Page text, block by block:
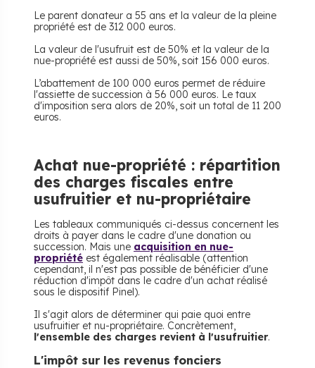
Le parent donateur a 55 ans et la valeur de la pleine
propriété est de 312 000 euros.
La valeur de l'usufruit est de 50% et la valeur de la
nue-propriété est aussi de 50%, soit 156 000 euros.
L’abattement de 100 000 euros permet de réduire
l'assiette de succession à 56 000 euros. Le taux
d'imposition sera alors de 20%, soit un total de 11 200
euros.
Achat nue-propriété : répartition
des charges fiscales entre
usufruitier et nu-propriétaire
Les tableaux communiqués ci-dessus concernent les
droits à payer dans le cadre d'une donation ou
succession. Mais une acquisition en nue-
propriété est également réalisable (attention
cependant, il n'est pas possible de bénéficier d'une
réduction d'impôt dans le cadre d'un achat réalisé
sous le dispositif Pinel).
Il s'agit alors de déterminer qui paie quoi entre
usufruitier et nu-propriétaire. Concrètement,
l'ensemble des charges revient à l'usufruitier.
L'impôt sur les revenus fonciers